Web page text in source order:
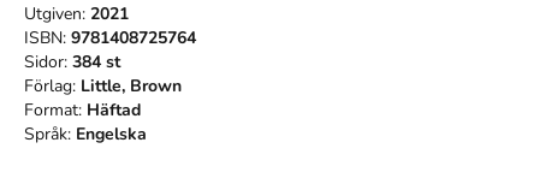
Utgiven: 2021
ISBN: 9781408725764
Sidor: 384 st
Förlag: Little, Brown
Format: Häftad
Språk: Engelska